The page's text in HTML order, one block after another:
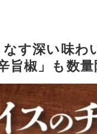
す深い味わ
旨椒」も数